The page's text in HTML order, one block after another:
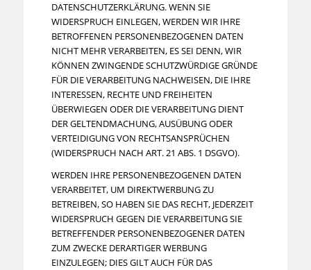
DATENSCHUTZERKLÄRUNG. WENN SIE
WIDERSPRUCH EINLEGEN, WERDEN WIR IHRE
BETROFFENEN PERSONENBEZOGENEN DATEN
NICHT MEHR VERARBEITEN, ES SEI DENN, WIR
KÖNNEN ZWINGENDE SCHUTZWÜRDIGE GRÜNDE
FÜR DIE VERARBEITUNG NACHWEISEN, DIE IHRE
INTERESSEN, RECHTE UND FREIHEITEN
ÜBERWIEGEN ODER DIE VERARBEITUNG DIENT
DER GELTENDMACHUNG, AUSÜBUNG ODER
VERTEIDIGUNG VON RECHTSANSPRÜCHEN
(WIDERSPRUCH NACH ART. 21 ABS. 1 DSGVO).
WERDEN IHRE PERSONENBEZOGENEN DATEN
VERARBEITET, UM DIREKTWERBUNG ZU
BETREIBEN, SO HABEN SIE DAS RECHT, JEDERZEIT
WIDERSPRUCH GEGEN DIE VERARBEITUNG SIE
BETREFFENDER PERSONENBEZOGENER DATEN
ZUM ZWECKE DERARTIGER WERBUNG
EINZULEGEN; DIES GILT AUCH FÜR DAS